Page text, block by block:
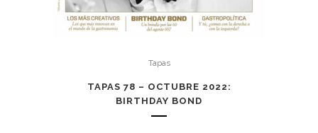
Tapas
TAPAS 78 – OCTUBRE 2022:
BIRTHDAY BOND